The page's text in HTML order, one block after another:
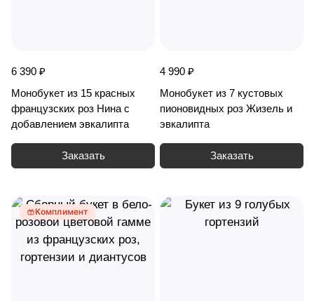
6 390 ₽
Монобукет из 15 красных
французских роз Нина с
добавлением эвкалипта
Заказать
4 990 ₽
Монобукет из 7 кустовых
пионовидных роз Жизель и
эвкалипта
Заказать
Комплимент